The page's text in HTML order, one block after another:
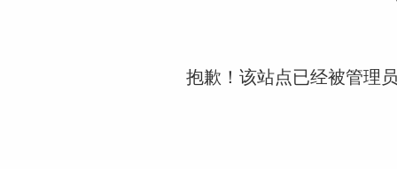
抱歉！该站点已经被管理